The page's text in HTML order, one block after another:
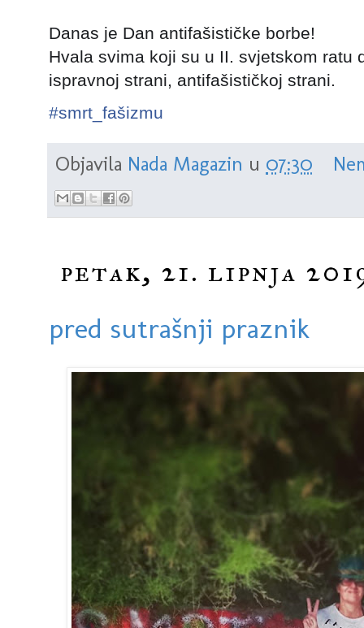
Danas je Dan antifašističke borbe!
Hvala svima koji su u II. svjetskom ratu
ispravnoj strani, antifašističkoj strani.
#smrt_fašizmu
Objavila Nada Magazin u 07:30
petak, 21. lipnja
pred sutrašnji praznik